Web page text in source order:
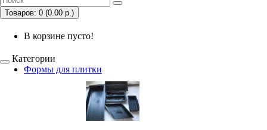
Товаров: 0 (0.00 р.)
В корзине пусто!
Категории
Формы для плитки